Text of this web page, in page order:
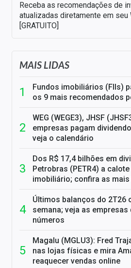
Receba as recomendações de
atualizadas diretamente em seu
[GRATUITO]
MAIS LIDAS
Fundos imobiliários (FIIs)
os 9 mais recomendados
WEG (WEGE3), JHSF
empresas pagam
veja o calendário
Dos R$ 17,4 bilhões em
Petrobras (PETR4) a
imobiliário; confira as
Últimos balanços do 2T26
semana; veja as
números
Magalu (MGLU3): Fred
nas lojas físicas e mira
reaquecer vendas online